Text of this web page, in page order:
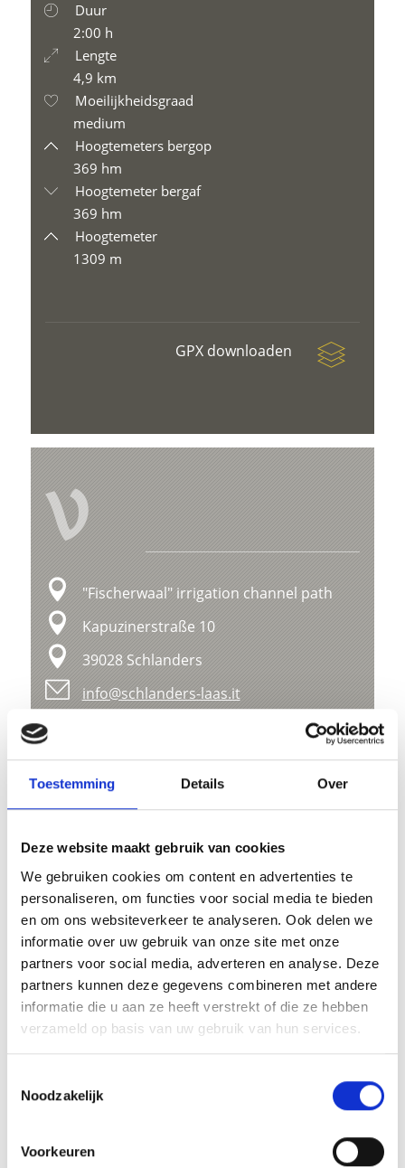
Toestemming Details Over
Deze website maakt gebruik van cookies
We gebruiken cookies om content en advertenties te
personaliseren, om functies voor social media te bieden
en om ons websiteverkeer te analyseren. Ook delen we
informatie over uw gebruik van onze site met onze
partners voor social media, adverteren en analyse. Deze
partners kunnen deze gegevens combineren met andere
informatie die u aan ze heeft verstrekt of die ze hebben
verzameld op basis van uw gebruik van hun services.
Noodzakelijk
Voorkeuren
Duur
2:00 h
Lengte
4,9 km
Moeilijkheidsgraad
medium
Hoogtemeters bergop
369 hm
Hoogtemeter bergaf
369 hm
Hoogtemeter
1309 m
GPX downloaden
V
"Fischerwaal" irrigation channel path
Kapuzinerstraße 10
39028 Schlanders
info@schlanders-laas.it
Ligging
Impressies